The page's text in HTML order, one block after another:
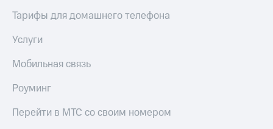
Тарифы для домашнего телефона
Услуги
Мобильная связь
Роуминг
Перейти в МТС со своим номером